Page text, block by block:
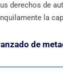
derechos de
la
de